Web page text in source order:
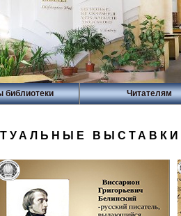
библиотеки Читателям
ВЫСТАВКИ